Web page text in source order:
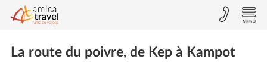
La route du poivre, de Kep à Kampot